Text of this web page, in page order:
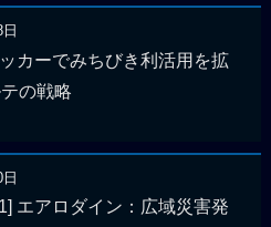
カーでみちびき利活用を拡
の戦略
エアロダイン：広域災害発